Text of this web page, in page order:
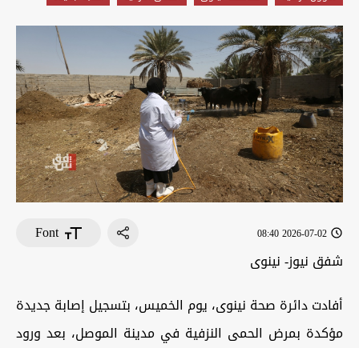
2026-07-02 08:40
Font
شفق نيوز- نينوى
أفادت دائرة صحة نينوى، يوم الخميس، بتسجيل إصابة جديدة
مؤكدة بمرض الحمى النزفية في مدينة الموصل، بعد ورود